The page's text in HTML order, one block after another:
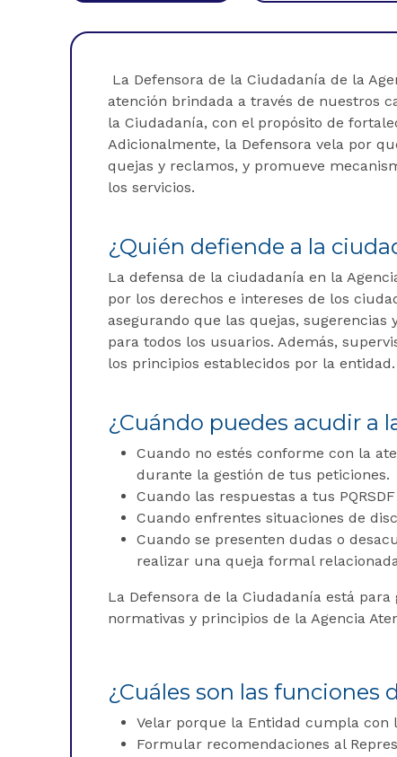
La Defensora de la Ciudadanía de la
atención brindada a través de nuestros
la Ciudadanía, con el propósito de
Adicionalmente, la Defensora vela por
quejas y reclamos, y promueve
los servicios.
¿Quién defiende a la
La defensa de la ciudadanía en la
por los derechos e intereses de los
asegurando que las quejas,
para todos los usuarios. Además,
los principios establecidos por la entidad.
¿Cuándo puedes acudir a
Cuando no estés conforme con la
durante la gestión de tus peticiones.
Cuando las respuestas a tus
Cuando enfrentes situaciones de
Cuando se presenten dudas o
realizar una queja formal
La Defensora de la Ciudadanía está
normativas y principios de la Agencia
¿Cuáles son las funciones
Velar porque la Entidad cumpla con
Formular recomendaciones al